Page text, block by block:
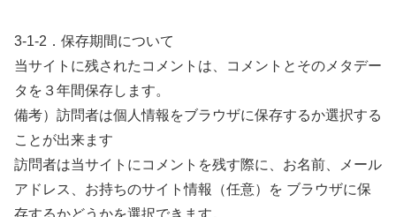
3-1-2．保存期間について
当サイトに残されたコメントは、コメントとそのメタデー
タを３年間保存します。
備考）訪問者は個人情報をブラウザに保存するか選択する
ことが出来ます
訪問者は当サイトにコメントを残す際に、お名前、メール
アドレス、お持ちのサイト情報（任意）を ブラウザに保